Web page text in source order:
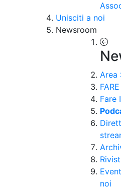
Unisciti a noi
Newsroom
Area
Fare
noi